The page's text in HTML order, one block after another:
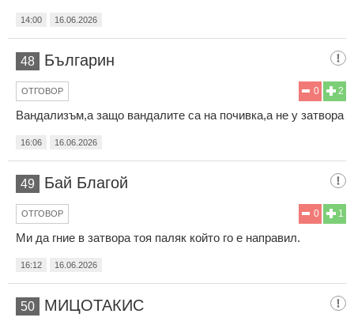
14:00 16.06.2026
48 Българин
2
0
ОТГОВОР
Вандализъм,а защо вандалите са на почивка,а не у затвора
16:06 16.06.2026
49 Бай Благой
1
0
ОТГОВОР
Ми да гние в затвора тоя паляк който го е направил.
16:12 16.06.2026
50 МИЦОТАКИС